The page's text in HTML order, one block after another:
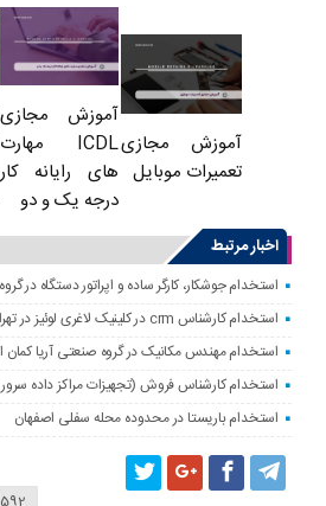
آموزش مجازی
تعمیرات موبایل
آموزش مجازی
ICDL مهارت
های رایانه کار
درجه یک و دو
اخبار مرتبط
استخدام جوشکار، کارگر ساده و اپراتور دستگاه در
استخدام کارشناس crm در کلینیک لاغری لوئیز در تهران
استخدام مهندس مکانیک در گروه صنعتی آریا کمان
استخدام کارشناس فروش (تجهیزات مراکز داده
استخدام باریستا در محدوده محله سفلی اصفهان